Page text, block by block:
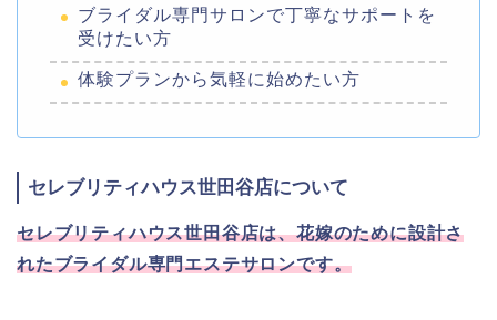
ブライダル専門サロンで丁寧なサポートを
受けたい方
体験プランから気軽に始めたい方
セレブリティハウス世田谷店について
セレブリティハウス世田谷店は、花嫁のために設計さ
れたブライダル専門エステサロンです。